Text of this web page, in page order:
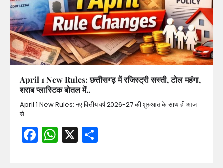
April 1 New Rules: छत्तीसगढ़ में रजिस्ट्री सस्ती, टोल महंगा,
शराब प्लास्टिक बोतल में..
April 1 New Rules: नए वित्तीय वर्ष 2026-27 की शुरुआत के साथ ही आज
से…
Facebook
WhatsApp
X